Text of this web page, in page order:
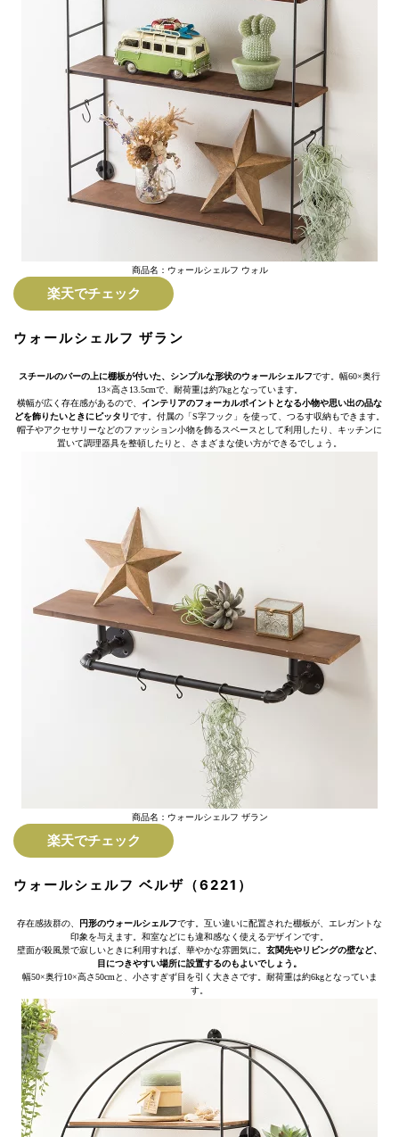
商品名：ウォールシェルフ ウォル
楽天でチェック
ウォールシェルフ ザラン
スチールのバーの上に棚板が付いた、シンプルな形状のウォールシェルフです。幅60×奥行
13×高さ13.5cmで、耐荷重は約7kgとなっています。
横幅が広く存在感があるので、 インテリアのフォーカルポイントとなる小物や思い出の品な
どを飾りたいときにピッタリです。付属の「S字フック」を使って、つるす収納もできます。
帽子やアクセサリーなどのファッション小物を飾るスペースとして利用したり、キッチンに
置いて調理器具を整頓したりと、さまざまな使い方ができるでしょう。
商品名：ウォールシェルフ ザラン
楽天でチェック
ウォールシェルフ ベルザ（6221）
存在感抜群の、 円形のウォールシェルフです。互い違いに配置された棚板が、エレガントな
印象を与えます。和室などにも違和感なく使えるデザインです。
壁面が殺風景で寂しいときに利用すれば、華やかな雰囲気に。 玄関先やリビングの壁など、
目につきやすい場所に設置するのもよいでしょう。
幅50×奥行10×高さ50cmと、小さすぎず目を引く大きさです。耐荷重は約6kgとなっていま
す。